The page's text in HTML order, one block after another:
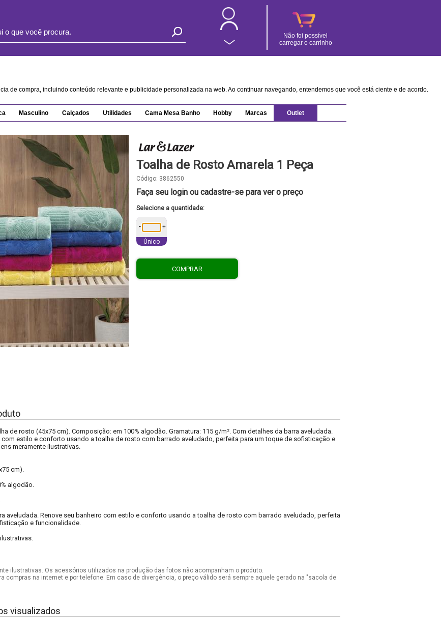
Não foi possível
carregar o carrinho
de compra, incluindo conteúdo relevante e publicidade personalizada na web. Ao continuar navegando, entendemos que você está ciente e de acordo.
Masculino Calçados Utilidades Cama Mesa Banho Hobby Marcas Outlet
Toalha de Rosto Amarela 1 Peça
Código: 3862550
Faça seu login ou cadastre-se para ver o preço
Selecione a quantidade:
- +
Único
COMPRAR
de rosto (45x75 cm). Composição: em 100% algodão. Gramatura: 115 g/m². Com detalhes da barra aveludada.
com estilo e conforto usando a toalha de rosto com barrado aveludado, perfeita para um toque de sofisticação e
meramente ilustrativas.
cm).
algodão.
aveludada. Renove seu banheiro com estilo e conforto usando a toalha de rosto com barrado aveludado, perfeita
e funcionalidade.
ilustrativas. Os acessórios utilizados na produção das fotos não acompanham o produto.
compras na internet e por telefone. Em caso de divergência, o preço válido será sempre aquele gerado na "sacola de
visualizados